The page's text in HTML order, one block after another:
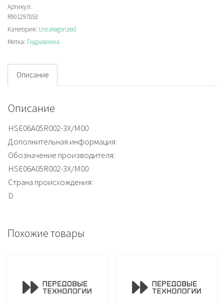
3X/M00
Артикул:
R901297853
Категория: Uncategorized
Метка: Гидравлика
Описание
Описание
HSE06A05R002-3X/M00
Дополнительная информация:
Обозначение производителя:
HSE06A05R002-3X/M00
Страна происхождения:
D
Похожие товары